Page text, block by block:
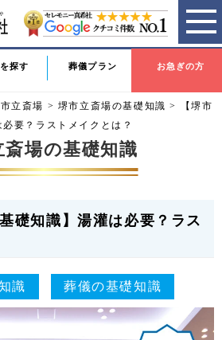
探す 葬儀プラン お急ぎの方
立斎場 > 堺市立斎場の基礎知識 >
【堺市
要？ラストメイクとは？
斎場の基礎知識
礎知識】湯灌は必要？ラス
識 葬儀の基礎知識